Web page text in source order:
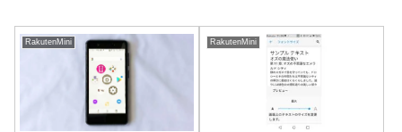
RakutenMini RakutenMini